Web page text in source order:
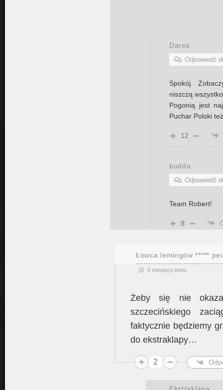
Darek
Odpowiedź
Spokój.
niszczą
Pogonią jest
Puchar Polski
12
budda
Odpowiedź
Team Robert!
8
Łowca lemingów *****
5 miesięcy temu
Żeby się nie
szczecińskiego
faktycznie będziemy
do ekstraklapy…
2
Ekstraklapa